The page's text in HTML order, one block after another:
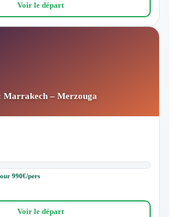
Voir le départ
Marrakech – Merzouga
990€/pers
Voir le départ